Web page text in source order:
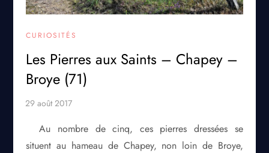
CURIOSITÉS
Les Pierres aux Saints – Chapey –
Broye (71)
Au nombre de cinq, ces pierres dressées se
situent au hameau de Chapey, non loin de Broye,